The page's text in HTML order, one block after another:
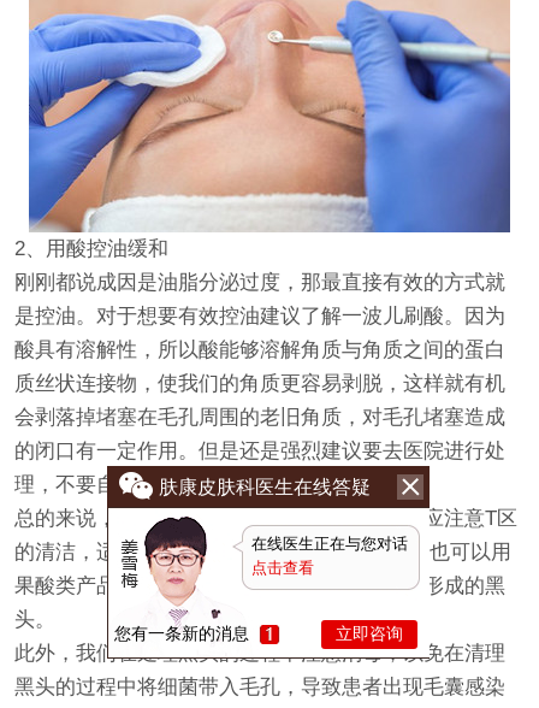
2、用酸控油缓和
刚刚都说成因是油脂分泌过度，那最直接有效的方式就
是控油。对于想要有效控油建议了解一波儿刷酸。因为
酸具有溶解性，所以酸能够溶解角质与角质之间的蛋白
质丝状连接物，使我们的角质更容易剥脱，这样就有机
会剥落掉堵塞在毛孔周围的老旧角质，对毛孔堵塞造成
的闭口有一定作用。但是还是强烈建议要去医院进行处
理，不要自行解决哟。
总的来说，对于脸上有黑头的小伙伴来说平时应注意T区
的清洁，适当使用洁面仪等产品，或者洗脸巾;也可以用
果酸类产品、果酸面膜等，可以帮助去除已经形成的黑
头。
此外，我们在处理黑头的过程中注意消毒，以免在清理
黑头的过程中将细菌带入毛孔，导致患者出现毛囊感染
肤康皮肤科医生在线答疑
在线医生正在与您对话
点击查看
您有一条新的消息 立即咨询